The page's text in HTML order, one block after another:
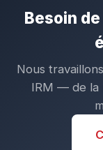
Besoin
Nous
IRM — de la